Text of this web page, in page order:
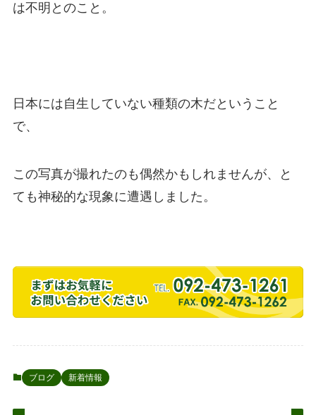
は不明とのこと。
日本には自生していない種類の木だということ
で、
この写真が撮れたのも偶然かもしれませんが、と
ても神秘的な現象に遭遇しました。
ブログ 新着情報